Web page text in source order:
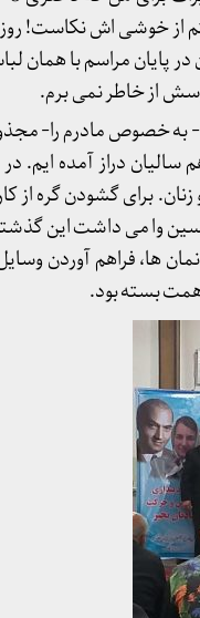
از خوشی اش نکاست!
پایان مراسم با همان
از خاطر نمی برم.
به خصوص مادرم را-
دراز آمده ایم.
برای گشودن گره از
وا می داشت این
ها، فراهم آوردن
بسته بود.